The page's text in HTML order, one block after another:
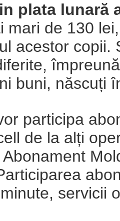
plata lunară
mari de 130
acestor copii.
buni, născuți
participa
de la alți
servicii